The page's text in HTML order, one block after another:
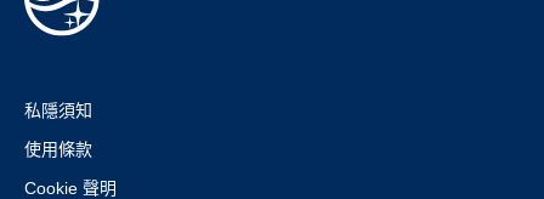
私隱須知
使用條款
Cookie 聲明